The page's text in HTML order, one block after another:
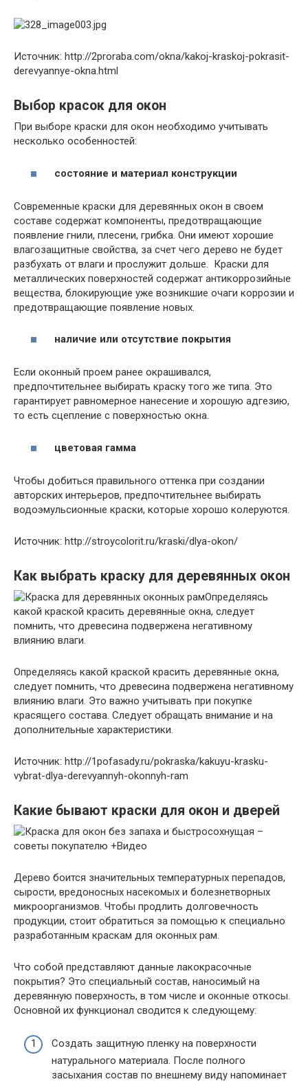
Источник: http://2proraba.com/okna/kakoj-kraskoj-pokrasit-
derevyannye-okna.html
Выбор красок для окон
При выборе краски для окон необходимо учитывать
несколько особенностей:
состояние и материал конструкции
Современные краски для деревянных окон в своем
составе содержат компоненты, предотвращающие
появление гнили, плесени, грибка. Они имеют хорошие
влагозащитные свойства, за счет чего дерево не будет
разбухать от влаги и прослужит дольше. Краски для
металлических поверхностей содержат антикоррозийные
вещества, блокирующие уже возникшие очаги коррозии и
предотвращающие появление новых.
наличие или отсутствие покрытия
Если оконный проем ранее окрашивался,
предпочтительнее выбирать краску того же типа. Это
гарантирует равномерное нанесение и хорошую адгезию,
то есть сцепление с поверхностью окна.
цветовая гамма
Чтобы добиться правильного оттенка при создании
авторских интерьеров, предпочтительнее выбирать
водоэмульсионные краски, которые хорошо колеруются.
Источник: http://stroycolorit.ru/kraski/dlya-okon/
Как выбрать краску для деревянных окон
Определяясь
какой краской красить деревянные окна, следует
помнить, что древесина подвержена негативному
влиянию влаги.
Определяясь какой краской красить деревянные окна,
следует помнить, что древесина подвержена негативному
влиянию влаги. Это важно учитывать при покупке
красящего состава. Следует обращать внимание и на
дополнительные характеристики.
Источник: http://1pofasady.ru/pokraska/kakuyu-krasku-
vybrat-dlya-derevyannyh-okonnyh-ram
Какие бывают краски для окон и дверей
Дерево боится значительных температурных перепадов,
сырости, вредоносных насекомых и болезнетворных
микроорганизмов. Чтобы продлить долговечность
продукции, стоит обратиться за помощью к специально
разработанным краскам для оконных рам.
Что собой представляют данные лакокрасочные
покрытия? Это специальный состав, наносимый на
деревянную поверхность, в том числе и оконные откосы.
Основной их функционал сводится к следующему:
Создать защитную пленку на поверхности
натурального материала. После полного
засыхания состав по внешнему виду напоминает